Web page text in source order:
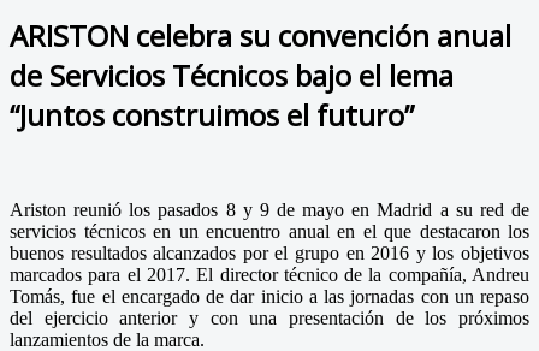
ARISTON celebra su convención anual
de Servicios Técnicos bajo el lema
“Juntos construimos el futuro”
Ariston reunió los pasados 8 y 9 de mayo en Madrid a su red de
servicios técnicos en un encuentro anual en el que destacaron los
buenos resultados alcanzados por el grupo en 2016 y los objetivos
marcados para el 2017. El director técnico de la compañía, Andreu
Tomás, fue el encargado de dar inicio a las jornadas con un repaso
del ejercicio anterior y con una presentación de los próximos
lanzamientos de la marca.